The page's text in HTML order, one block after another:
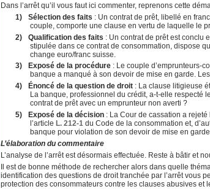
Dans l’arrêt qu’il vous faut ici commenter, reprenons cette
1)
Sélection des faits : Un contrat de prêt, libellé en
couple, comporte une clause en vertu de laquelle le
2)
Qualification des faits : Un contrat de prêt est conclu
stipulée dans ce contrat de consommation, dispose
change euro/franc suisse.
3)
Exposé de la procédure : Le couple d’emprunteurs-
banque a manqué à son devoir de mise en garde.
4)
Énoncé de la question de droit : La clause litigieuse
La banque, professionnel du crédit, a-t-elle respecté
contrat de prêt avec un emprunteur non averti ?
5)
Exposé de la décision : La Cour de cassation a
l’article L. 212-1 du Code de la consommation et,
banque pour violation de son devoir de mise en
L’élaboration du commentaire
L’analyse de l’arrêt est désormais effectuée. Reste à bâtir et
Il est de bonne méthode de rechercher alors dans quelle
identification des questions de droit tranchée par l’arrêt vous
protection des consommateurs contre les clauses abusives